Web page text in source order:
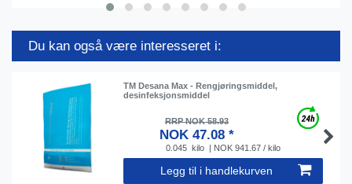
Du kan også være interesseret i:
TM Desana Max - Rengjøringsmiddel,
desinfeksjonsmiddel
RRP NOK 58.93
NOK 47.08 *
0.045 kilo | NOK 941.67 / kilo
Legg til i handlekurven